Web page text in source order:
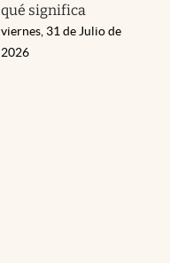
qué significa
viernes, 31 de Julio de
2026